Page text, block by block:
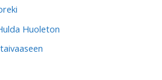
Huoleton